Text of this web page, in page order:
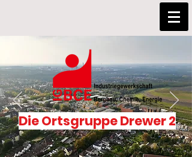
Die Ortsgruppe Drewer 2